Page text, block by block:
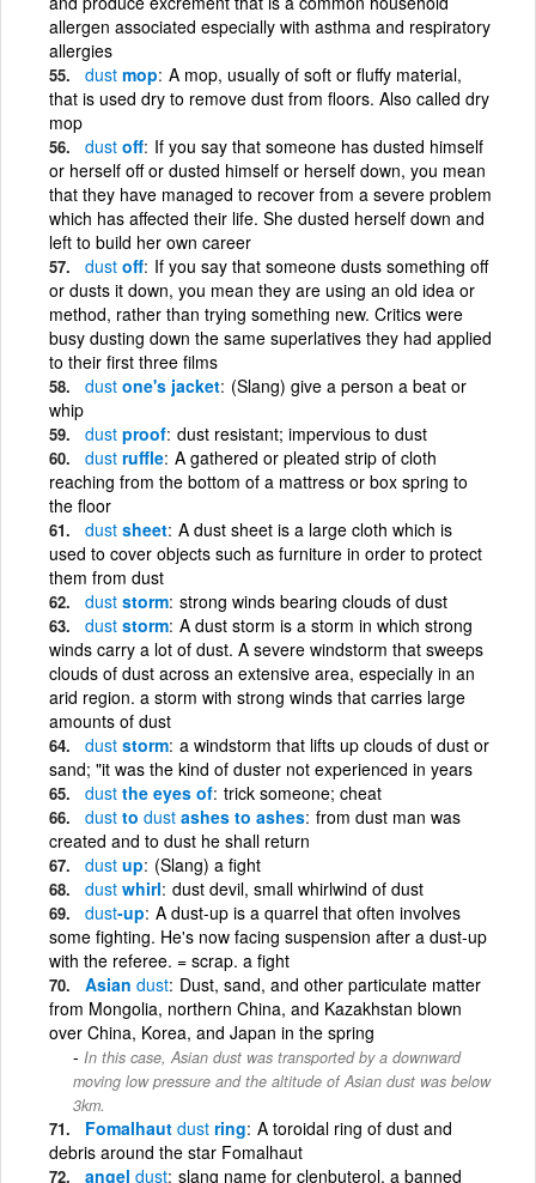
allergen associated especially with asthma and respiratory
allergies
dust mop A mop, usually of soft or fluffy material,
that is used dry to remove dust from floors. Also called dry
mop
dust off If you say that someone has dusted himself
or herself off or dusted himself or herself down, you mean
that they have managed to recover from a severe problem
which has affected their life. She dusted herself down and
left to build her own career
dust off If you say that someone dusts something off
or dusts it down, you mean they are using an old idea or
method, rather than trying something new. Critics were
busy dusting down the same superlatives they had applied
to their first three films
dust one's jacket (Slang) give a person a beat or
whip
dust proof dust resistant; impervious to dust
dust ruffle A gathered or pleated strip of cloth
reaching from the bottom of a mattress or box spring to
the floor
dust sheet A dust sheet is a large cloth which is
used to cover objects such as furniture in order to protect
them from dust
dust storm strong winds bearing clouds of dust
dust storm A dust storm is a storm in which strong
winds carry a lot of dust. A severe windstorm that sweeps
clouds of dust across an extensive area, especially in an
arid region. a storm with strong winds that carries large
amounts of dust
dust storm a windstorm that lifts up clouds of dust or
sand; "it was the kind of duster not experienced in years
dust the eyes of trick someone; cheat
dust to dust ashes to ashes from dust man was
created and to dust he shall return
dust up (Slang) a fight
dust whirl dust devil, small whirlwind of dust
dust-up A dust-up is a quarrel that often involves
some fighting. He's now facing suspension after a dust-up
with the referee. = scrap. a fight
Asian dust Dust, sand, and other particulate matter
from Mongolia, northern China, and Kazakhstan blown
over China, Korea, and Japan in the spring
In this case, Asian dust was transported by a downward
moving low pressure and the altitude of Asian dust was below
3km.
Fomalhaut dust ring A toroidal ring of dust and
debris around the star Fomalhaut
angel dust slang name for clenbuterol, a banned